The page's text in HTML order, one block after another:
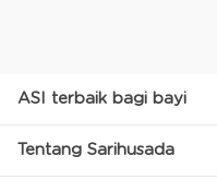
ASI terbaik bagi bayi
Tentang Sarihusada